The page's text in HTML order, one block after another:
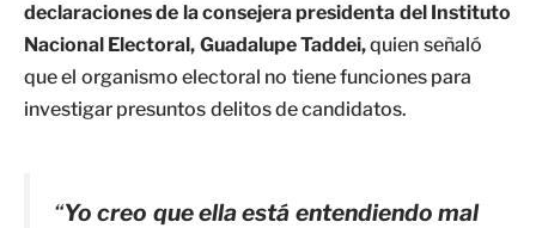
declaraciones de la consejera presidenta del Instituto
Nacional Electoral, Guadalupe Taddei,quien señaló
que el organismo electoral no tiene funciones para
investigar presuntos delitos de candidatos.
“Yo creo que ella está entendiendo mal